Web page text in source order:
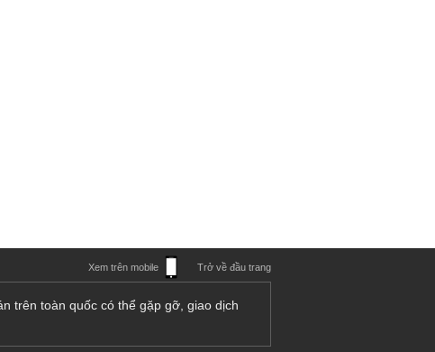
Xem trên mobile Trở về đầu trang
trên toàn quốc có thể gặp gỡ, giao dịch